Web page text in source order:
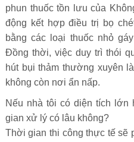
phun thuốc tồn lưu của
động kết hợp điều trị bọ
bằng các loại thuốc nhỏ
Đồng thời, việc duy trì thói
hút bụi thảm thường xuyên
không còn nơi ẩn nấp.
Nếu nhà tôi có diện tích lớn
gian xử lý có lâu không?
Thời gian thi công thực tế sẽ